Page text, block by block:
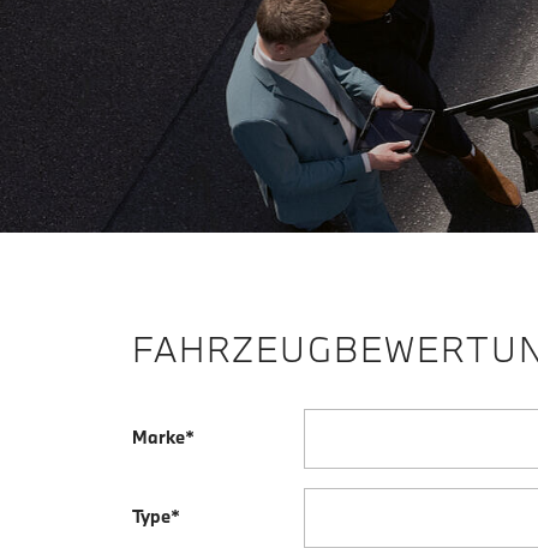
Marke*
Type*